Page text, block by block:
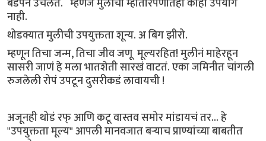
नाही.
थोडक्यात मुलीची उपयुक्तता शून्य. अ बिग झीरो.
म्हणून तिचा जन्म, तिचा जीव जणू मूल्यरहित! मुलीनं माहेरहून
सासरी जाणं हे मला भातशेती सारखं वाटतं. एका जमिनीत चांगली
रुजलेली रोपं उपटून दुसरीकडं लावायची !
अजूनही थोडं रफ् आणि कटू वास्तव समोर मांडायचं तर... हे
"उपयुक्तता मूल्य" आपली मानवजात बऱ्याच प्राण्यांच्या बाबतीत